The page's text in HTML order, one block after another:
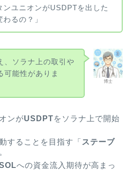
ンユニオンがUSDPTを出した
るの？」
博士
、ソラナ上の取引や
可能性がありま
ンがUSDPTをソラナ上で開始
することを目指す「 ステーブ
への資金流入期待が高まっ